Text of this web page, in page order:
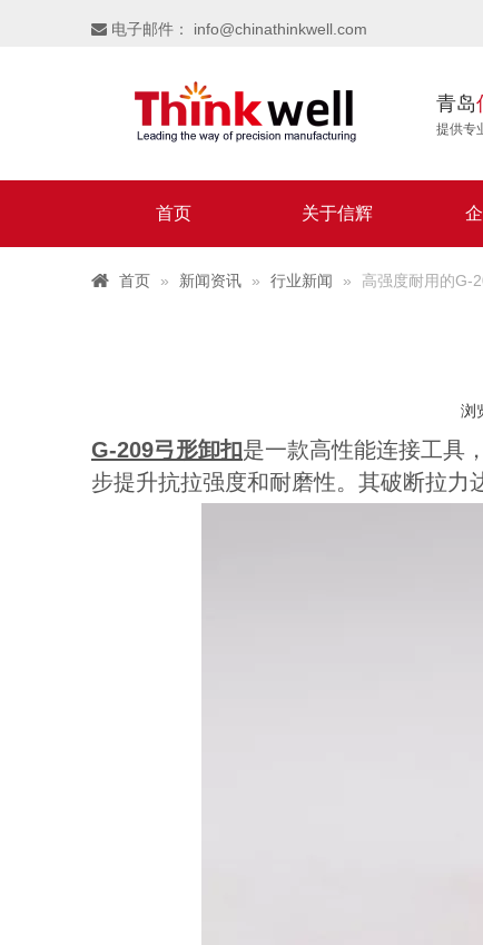
 电子邮件： info@chinathinkwell.com
青岛
提供专
首页 关于信辉
首页 » 新闻资讯 » 行业新闻 » 高强度耐用的G-
浏
G-209弓形卸扣是一款高性能连接工具
步提升抗拉强度和耐磨性。其破断拉力